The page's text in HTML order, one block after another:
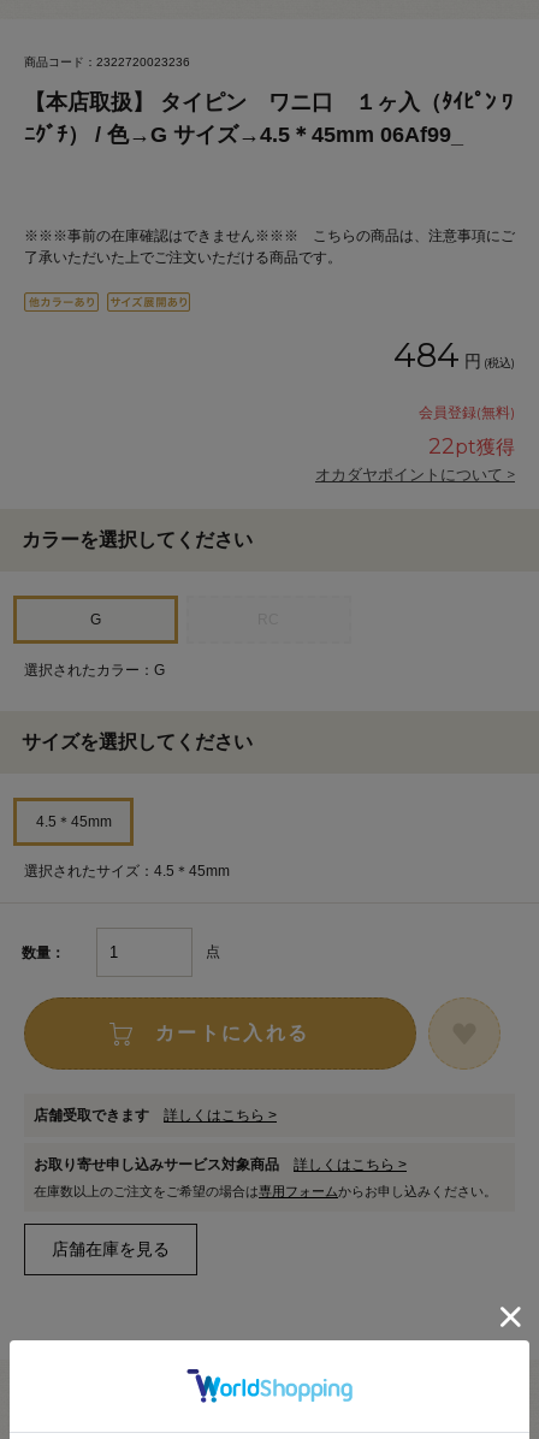
商品コード：2322720023236
【本店取扱】 タイピン ワニ口 １ヶ入（ﾀｲﾋﾟﾝ ﾜ
ﾆｸﾞﾁ） / 色→G サイズ→4.5＊45mm 06Af99_
※※※事前の在庫確認はできません※※※ こちらの商品は、注意事項にご
了承いただいた上でご注文いただける商品です。
484 円 (税込)
会員登録(無料)
22pt獲得
オカダヤポイントについて >
カラーを選択してください
G
選択されたカラー：G
サイズを選択してください
4.5＊45mm
選択されたサイズ：4.5＊45mm
数量： 点
カートに入れる
店舗受取できます 詳しくはこちら >
お取り寄せ申し込みサービス対象商品 詳しくはこちら >
在庫数以上のご注文をご希望の場合は専用フォームからお申し込みください。